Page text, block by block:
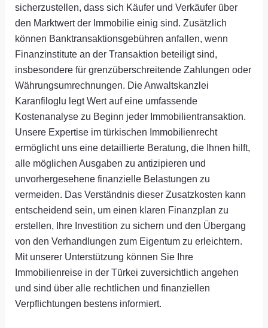
sicherzustellen, dass sich Käufer und Verkäufer über
den Marktwert der Immobilie einig sind. Zusätzlich
können Banktransaktionsgebühren anfallen, wenn
Finanzinstitute an der Transaktion beteiligt sind,
insbesondere für grenzüberschreitende Zahlungen oder
Währungsumrechnungen. Die Anwaltskanzlei
Karanfiloglu legt Wert auf eine umfassende
Kostenanalyse zu Beginn jeder Immobilientransaktion.
Unsere Expertise im türkischen Immobilienrecht
ermöglicht uns eine detaillierte Beratung, die Ihnen hilft,
alle möglichen Ausgaben zu antizipieren und
unvorhergesehene finanzielle Belastungen zu
vermeiden. Das Verständnis dieser Zusatzkosten kann
entscheidend sein, um einen klaren Finanzplan zu
erstellen, Ihre Investition zu sichern und den Übergang
von den Verhandlungen zum Eigentum zu erleichtern.
Mit unserer Unterstützung können Sie Ihre
Immobilienreise in der Türkei zuversichtlich angehen
und sind über alle rechtlichen und finanziellen
Verpflichtungen bestens informiert.